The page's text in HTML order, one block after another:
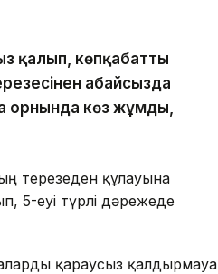
қалып, көпқабатты
абайсызда
орнында көз жұмды,
терезеден құлауына
5-еуі түрлі дәрежеде
қараусыз қалдырмауға